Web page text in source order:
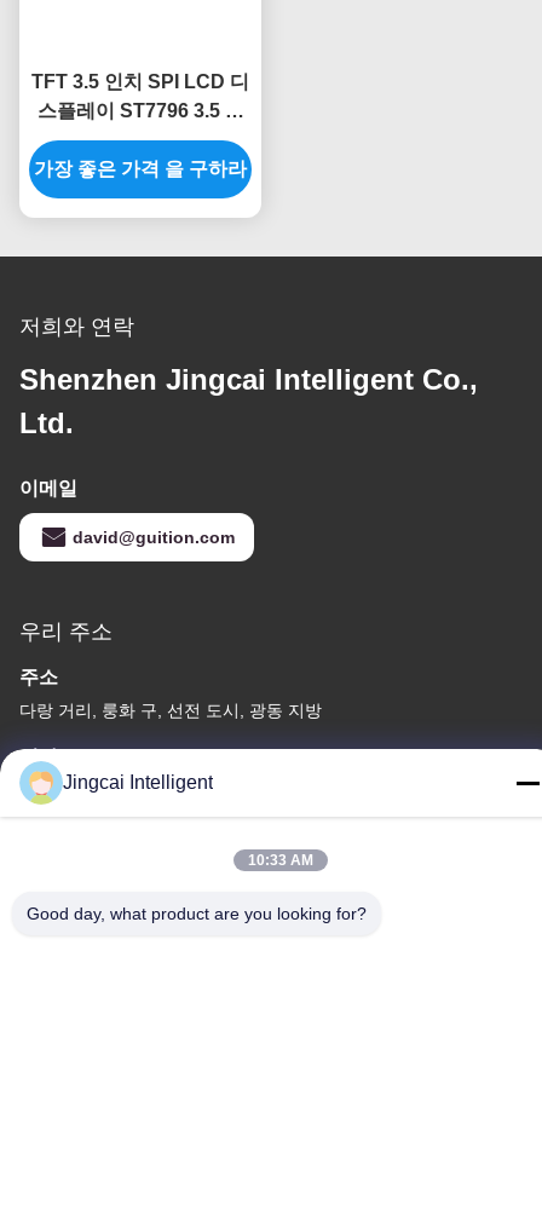
TFT 3.5 인치 SPI LCD 디
스플레이 ST7796 3.5 인
치 Tft Lcd 터치 스크린 전
기 용량 터치
가장 좋은 가격 을 구하라
저희와 연락
Shenzhen Jingcai Intelligent Co.,
Ltd.
이메일
david@guition.com
우리 주소
주소
다랑 거리, 룽화 구, 선전 도시, 광동 지방
전화
18665866730-18665866730
Jingcai Intelligent
10:33 AM
Good day, what product are you looking for?